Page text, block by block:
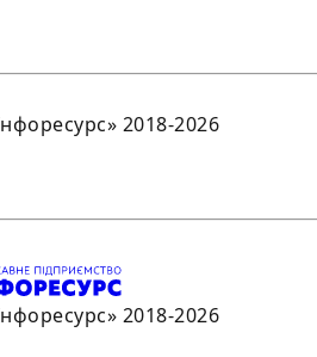
2018-2026
2018-2026